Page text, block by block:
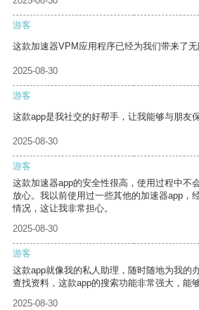
游客
这款加速器VPM应用程序已经为我们带来了无
2025-08-30
游客
这款app是我社交的好帮手，让我能够与朋友
2025-08-30
游客
这款加速器app的安全性很高，使用过程中不
放心。我以前使用过一些其他的加速器app，
情况，这让我非常担心。
2025-08-30
游客
这款app就像我的私人助理，随时随地为我的
查找资料，这款app的搜索功能非常强大，能
2025-08-30